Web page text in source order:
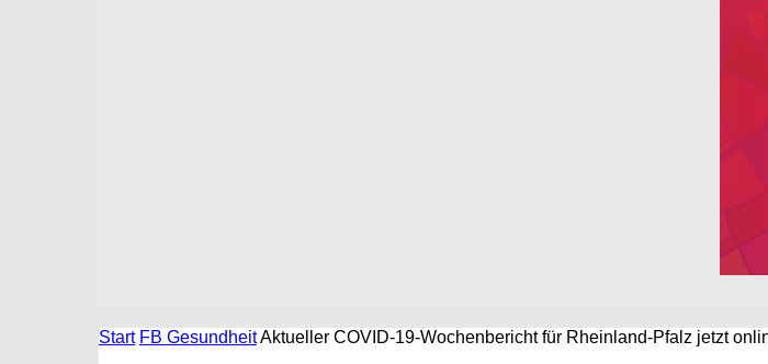
Start FB GesundheitAktueller COVID-19-Wochenbericht für Rheinland-Pfalz jetzt